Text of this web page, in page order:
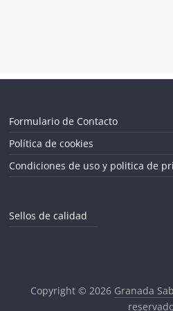
Formulario de Contacto
Política de cookies
Condiciones de uso y politica de
Sellos de calidad
Copyright © 2026 Granada